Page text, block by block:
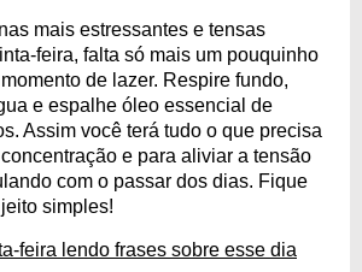
mais estressantes e tensas
feira, falta só mais um pouquinho
de lazer. Respire fundo,
e espalhe óleo essencial de
Assim você terá tudo o que precisa
e para aliviar a tensão
com o passar dos dias. Fique
simples!
feira lendo frases sobre esse dia